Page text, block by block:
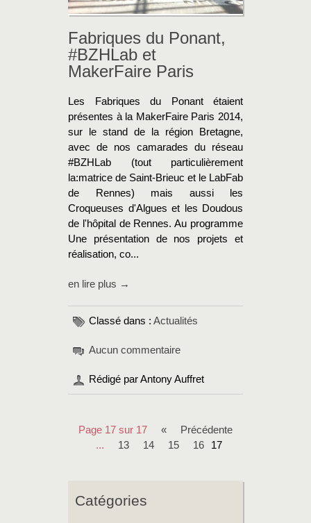
Fabriques du Ponant,
#BZHLab et
MakerFaire Paris
Les Fabriques du Ponant étaient
présentes à la MakerFaire Paris 2014,
sur le stand de la région Bretagne,
avec de nos camarades du réseau
#BZHLab (tout particulièrement
la:matrice de Saint-Brieuc et le LabFab
de Rennes) mais aussi les
Croqueuses d'Algues et les Doudous
de l'hôpital de Rennes. Au programme
Une présentation de nos projets et
réalisation, co...
en lire plus →
Classé dans : Actualités
Aucun commentaire
Rédigé par Antony Auffret
Page 17 sur 17 «
précédente
...
13 14 15 16 17
Catégories